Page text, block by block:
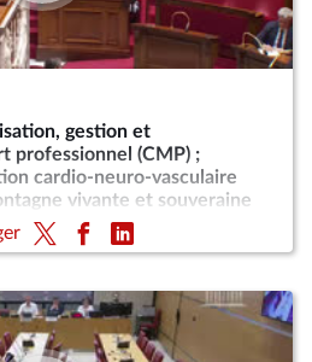
gestion et
professionnel (CMP) ;
cardio-neuro-vasculaire
vivante et souveraine